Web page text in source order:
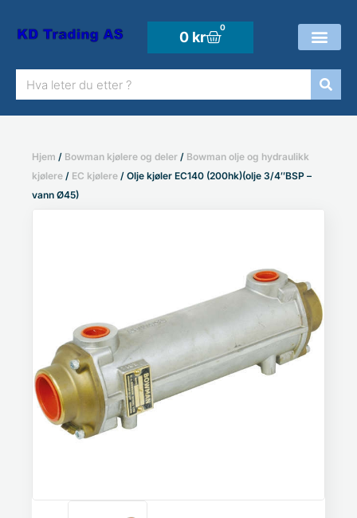
innholdet
0 kr
0
Handlekurv
Hjem / Bowman kjølere og deler / Bowman olje og hydraulikk
kjølere / EC kjølere / Olje kjøler EC140 (200hk)(olje 3/4″BSP –
vann Ø45)